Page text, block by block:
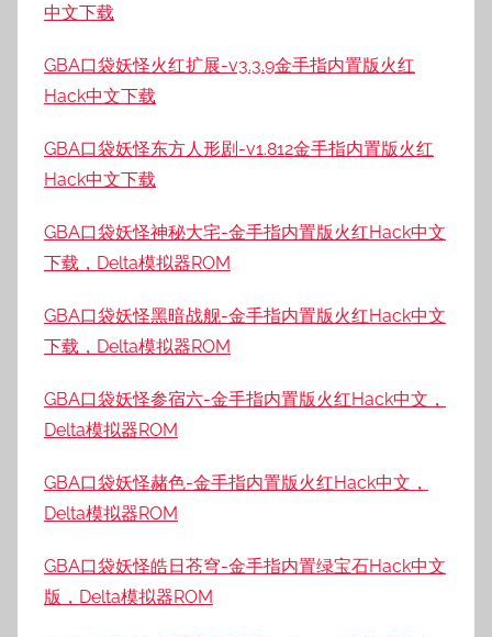
中文下载
GBA口袋妖怪火红扩展-v3.3.9金手指内置版火红
Hack中文下载
GBA口袋妖怪东方人形剧-v1.812金手指内置版火红
Hack中文下载
GBA口袋妖怪神秘大宅-金手指内置版火红Hack中文
下载，Delta模拟器ROM
GBA口袋妖怪黑暗战舰-金手指内置版火红Hack中文
下载，Delta模拟器ROM
GBA口袋妖怪参宿六-金手指内置版火红Hack中文，
Delta模拟器ROM
GBA口袋妖怪赭色-金手指内置版火红Hack中文，
Delta模拟器ROM
GBA口袋妖怪皓日苍穹-金手指内置绿宝石Hack中文
版，Delta模拟器ROM